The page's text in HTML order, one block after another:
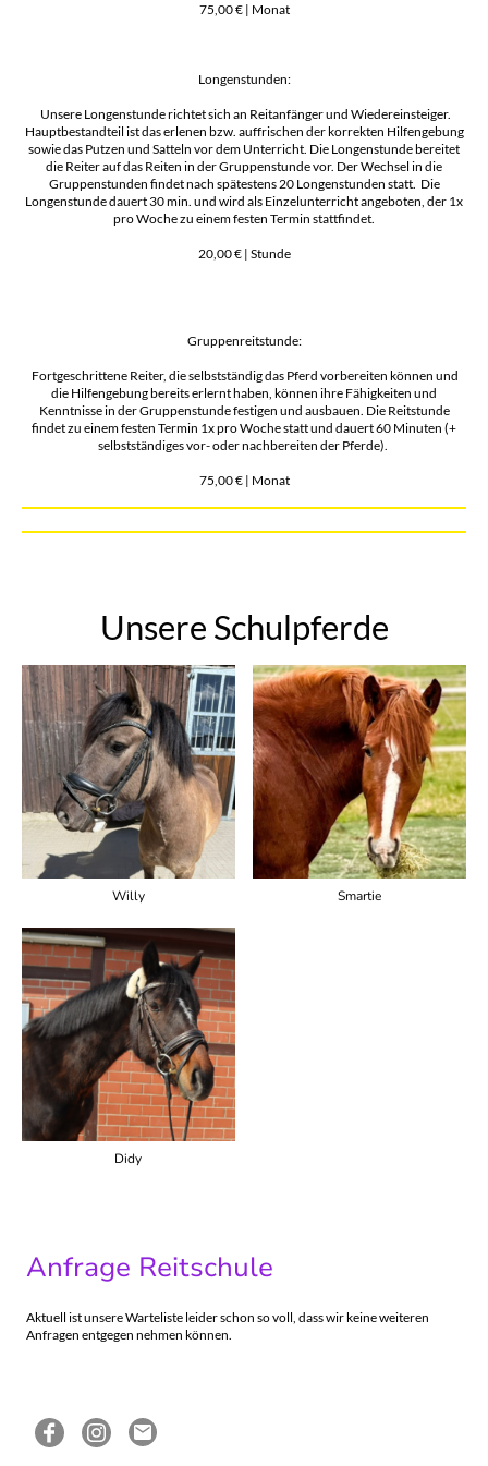
75,00 € | Monat
Longenstunden:
Unsere Longenstunde richtet sich an Reitanfänger und Wiedereinsteiger.
Hauptbestandteil ist das erlenen bzw. auffrischen der korrekten Hilfengebung
sowie das Putzen und Satteln vor dem Unterricht. Die Longenstunde bereitet
die Reiter auf das Reiten in der Gruppenstunde vor. Der Wechsel in die
Gruppenstunden findet nach spätestens 20 Longenstunden statt. Die
Longenstunde dauert 30 min. und wird als Einzelunterricht angeboten, der 1x
pro Woche zu einem festen Termin stattfindet.
20,00 € | Stunde
Gruppenreitstunde:
Fortgeschrittene Reiter, die selbstständig das Pferd vorbereiten können und
die Hilfengebung bereits erlernt haben, können ihre Fähigkeiten und
Kenntnisse in der Gruppenstunde festigen und ausbauen. Die Reitstunde
findet zu einem festen Termin 1x pro Woche statt und dauert 60 Minuten (+
selbstständiges vor- oder nachbereiten der Pferde).
75,00 € | Monat
Unsere Schulpferde
Willy Smartie
Didy
Anfrage Reitschule
Aktuell ist unsere Warteliste leider schon so voll, dass wir keine weiteren
Anfragen entgegen nehmen können.